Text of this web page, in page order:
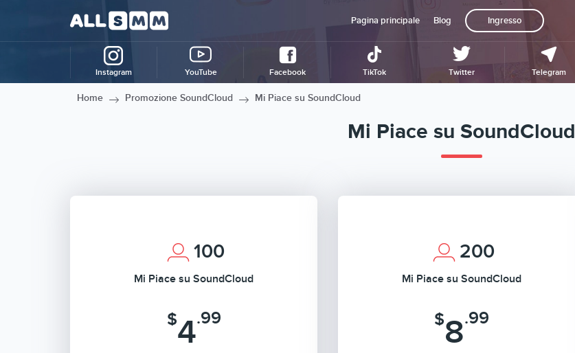
Pagina principale Blog Ingresso
Instagram YouTube Facebook TikTok Twitter Telegram
Home Promozione SoundCloud Mi Piace su SoundCloud
Mi Piace su SoundCloud
100
Mi Piace su SoundCloud
$4.99
200
Mi Piace su SoundCloud
$8.99